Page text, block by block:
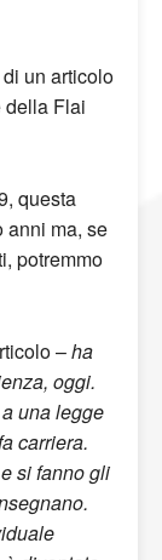
un articolo
della Flai
questa
anni ma, se
potremmo
–ha
oggi.
una legge
carriera.
si fanno gli